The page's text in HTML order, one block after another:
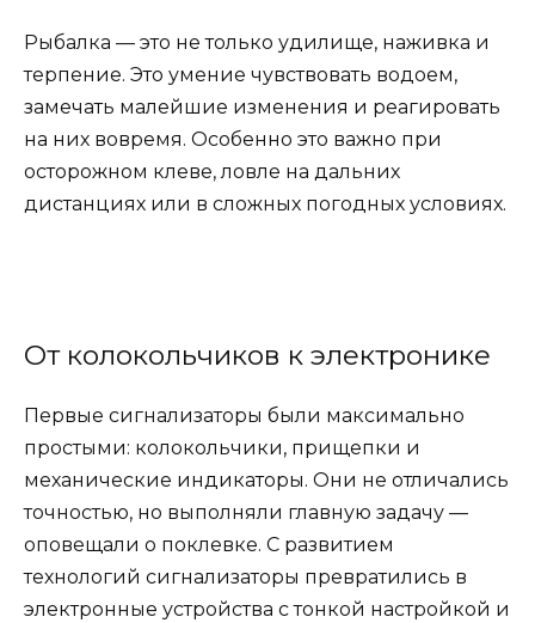
Рыбалка — это не только удилище, наживка и
терпение. Это умение чувствовать водоем,
замечать малейшие изменения и реагировать
на них вовремя. Особенно это важно при
осторожном клеве, ловле на дальних
дистанциях или в сложных погодных условиях.
От колокольчиков к электронике
Первые сигнализаторы были максимально
простыми: колокольчики, прищепки и
механические индикаторы. Они не отличались
точностью, но выполняли главную задачу —
оповещали о поклевке. С развитием
технологий сигнализаторы превратились в
электронные устройства с тонкой настройкой и